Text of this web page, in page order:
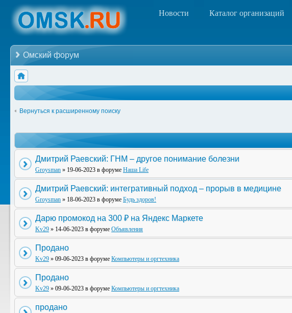
Новости Каталог организаций
Омский форум
Вернуться к расширенному поиску
Дмитрий Раевский: ГНМ – другое понимание болезни
Groysman » 19-06-2023 в форуме Наша Life
Дмитрий Раевский: интегративный подход – прорыв в медицине
Groysman » 18-06-2023 в форуме Будь здоров!
Дарю промокод на 300 ₽ на Яндекс Маркете
Kv29 » 14-06-2023 в форуме Объявления
Продано
Kv29 » 09-06-2023 в форуме Компьютеры и оргтехника
Продано
Kv29 » 09-06-2023 в форуме Компьютеры и оргтехника
продано